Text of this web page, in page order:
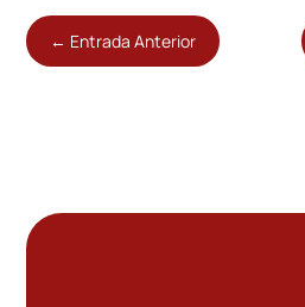
← Entrada Anterior